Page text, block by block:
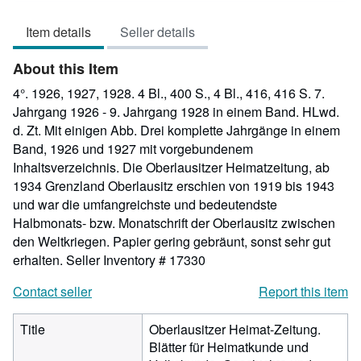
of
5
stars
Item details Seller details
About this Item
4°. 1926, 1927, 1928. 4 Bl., 400 S., 4 Bl., 416, 416 S. 7.
Jahrgang 1926 - 9. Jahrgang 1928 in einem Band. HLwd.
d. Zt. Mit einigen Abb. Drei komplette Jahrgänge in einem
Band, 1926 und 1927 mit vorgebundenem
Inhaltsverzeichnis. Die Oberlausitzer Heimatzeitung, ab
1934 Grenzland Oberlausitz erschien von 1919 bis 1943
und war die umfangreichste und bedeutendste
Halbmonats- bzw. Monatschrift der Oberlausitz zwischen
den Weltkriegen. Papier gering gebräunt, sonst sehr gut
erhalten. Seller Inventory # 17330
Contact seller
Report this item
Title
Oberlausitzer Heimat-Zeitung.
Blätter für Heimatkunde und